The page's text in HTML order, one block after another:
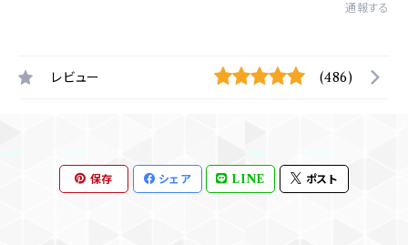
通報する
レビュー (486)
保存 シェア LINE ポスト